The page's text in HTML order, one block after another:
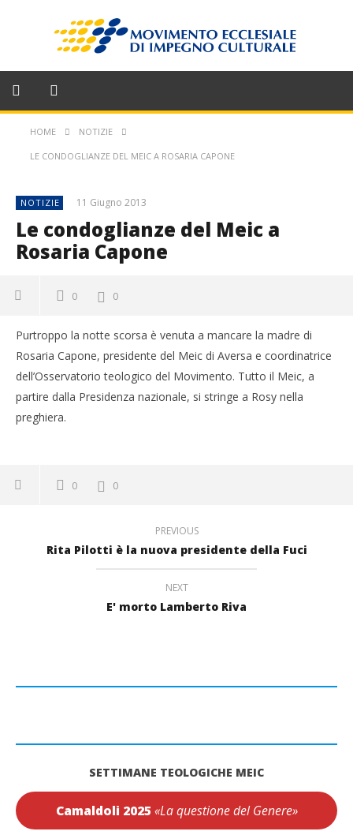
HOME NOTIZIE
LE CONDOGLIANZE DEL MEIC A ROSARIA CAPONE
NOTIZIE 11 Giugno 2013
Le condoglianze del Meic a
Rosaria Capone
0 0
Purtroppo la notte scorsa è venuta a mancare la madre di
Rosaria Capone, presidente del Meic di Aversa e coordinatrice
dell’Osservatorio teologico del Movimento. Tutto il Meic, a
partire dalla Presidenza nazionale, si stringe a Rosy nella
preghiera.
0 0
PREVIOUS
Rita Pilotti è la nuova presidente della Fuci
NEXT
E' morto Lamberto Riva
SETTIMANE TEOLOGICHE MEIC
Camaldoli 2025 «La questione del Genere»